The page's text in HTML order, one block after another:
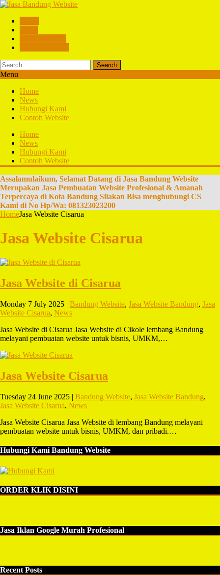
Search
Menu
Home
News
Hubungi Kami
Contoh Website
Home
News
Hubungi Kami
Contoh Website
Assalamulaikum, Selamat Datang di Jasa Bandung Website
Merupakan Jasa Pembuatan Website Profesional & Amanah
Terpercaya di Kota Bandung Silakan Bisa menghubungi CS
Kami di No Hp/Wa: 081323023200
HomeJasa Website Cisarua
Jasa Website Cisarua
Jasa Website di Cisarua
Monday 7 July 2025 | Bandung Website, Jasa Website Bandung, Jasa
Website Cisarua, News
Jasa Website di Cisarua Jasa Website di Cikole lembang Bandung
melayani pembuatan website untuk bisnis, UMKM,…
Jasa Website Cisarua
Tuesday 24 June 2025 | Bandung Website, Jasa Website Bandung,
Jasa Website Cisarua, News
Jasa Website Cisarua Jasa Website di lembang Bandung melayani
pembuatan website untuk bisnis, UMKM, dan pribadi.…
Hubungi Kami Bandung Website
ORDER KLIK DISINI
Jasa Iklan Google Murah Profesional
Recent Posts